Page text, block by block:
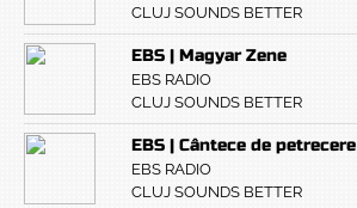
CLUJ SOUNDS BETTER
EBS | Magyar Zene
EBS RADIO
CLUJ SOUNDS BETTER
EBS | Cântece de petrecere
EBS RADIO
CLUJ SOUNDS BETTER